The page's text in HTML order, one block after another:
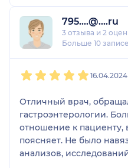
795....@....ru
3 отзыва и 2
Больше 10
16.04.2024
Отличный врач,
гастроэнтерологии.
отношение к пациенту,
поясняет. Не было
анализов,